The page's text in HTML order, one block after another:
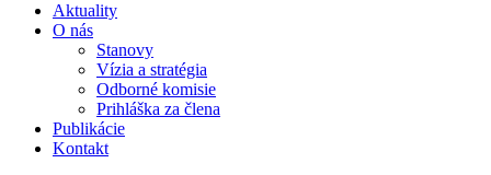
Aktuality
O nás
Stanovy
Vízia a stratégia
Odborné komisie
Prihláška za člena
Publikácie
Kontakt